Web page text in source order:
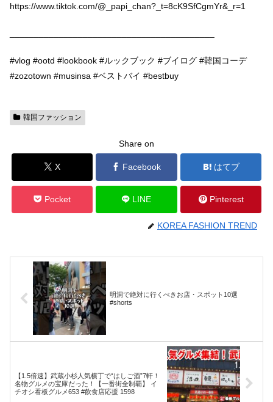
https://www.tiktok.com/@_papi_chan?_t=8cK9SfCgmYr&_r=1
#vlog #ootd #lookbook #ルックブック #ブイログ #韓国コーデ
#zozotown #musinsa #ベストバイ #bestbuy
韓国ファッション
Share on
X Facebook はてブ
Pocket LINE Pinterest
KOREA FASHION TREND
明洞で絶対に行くべきお店・スポット10選
#shorts
【1.5倍速】武蔵小杉人気横丁で“はしご酒”7軒！
名物グルメの宝庫だった！【一番街全制覇】 イ
チオシ看板グルメ653 #飲食店応援 1598